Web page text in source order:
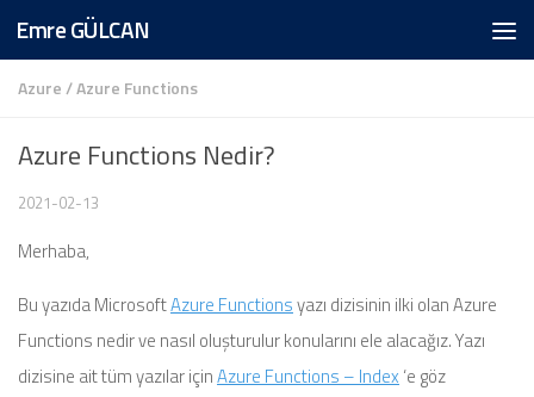
Skip to content
Emre GÜLCAN
Azure/Azure Functions
Azure Functions Nedir?
2021-02-13
Merhaba,
Bu yazıda MicrosoftAzure Functionsyazı dizisinin ilki olan Azure
Functions nedir ve nasıl oluşturulur konularını ele alacağız. Yazı
dizisine ait tüm yazılar içinAzure Functions – Index ‘e göz